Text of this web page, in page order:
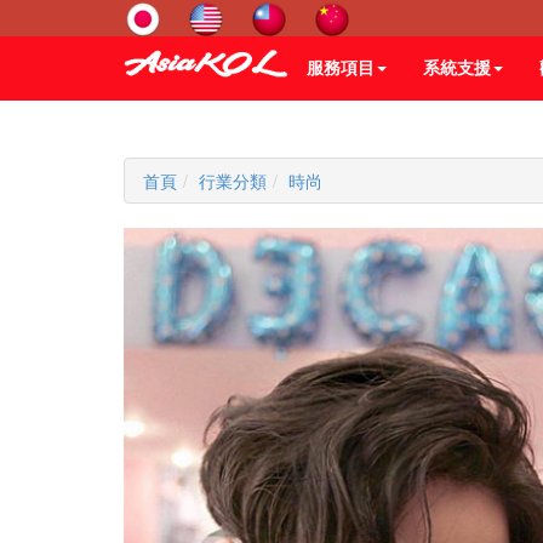
服務項目 系統支援
首頁 行業分類 時尚